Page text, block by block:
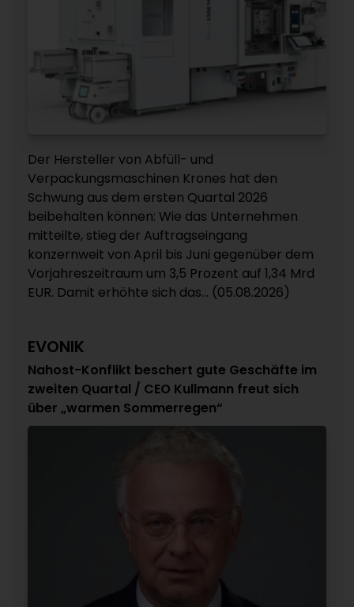
Der Hersteller von Abfüll- und
Verpackungsmaschinen Krones hat den
Schwung aus dem ersten Quartal 2026
beibehalten können: Wie das Unternehmen
mitteilte, stieg der Auftragseingang
konzernweit von April bis Juni gegenüber dem
Vorjahreszeitraum um 3,5 Prozent auf 1,34 Mrd
EUR. Damit erhöhte sich das... (05.08.2026)
EVONIK
Nahost-Konflikt beschert gute Geschäfte im
zweiten Quartal / CEO Kullmann freut sich
über „warmen Sommerregen“